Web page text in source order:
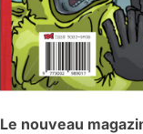
Le nouveau